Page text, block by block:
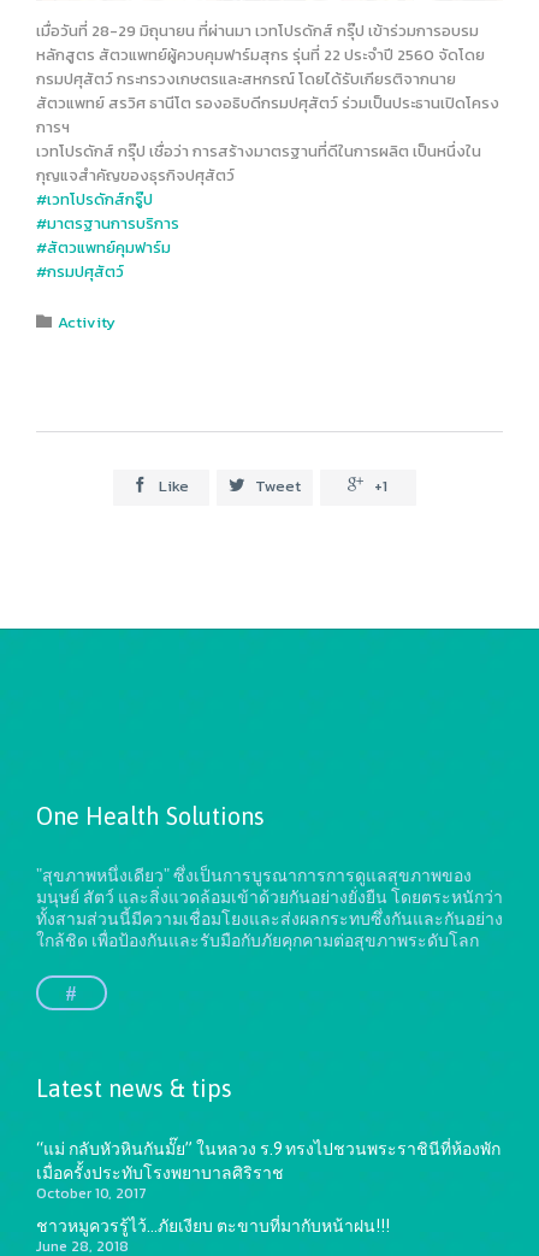
เมื่อวันที่ 28-29 มิถุนายน ที่ผ่านมา เวทโปรดักส์ กรุ๊ป เข้าร่วมการอบรม
หลักสูตร สัตวแพทย์ผู้ควบคุมฟาร์มสุกร รุ่นที่ 22 ประจำปี 2560 จัดโดย
กรมปศุสัตว์ กระทรวงเกษตรและสหกรณ์ โดยได้รับเกียรติจากนาย
สัตวแพทย์ สรวิศ ธานีโต รองอธิบดีกรมปศุสัตว์ ร่วมเป็นประธานเปิดโครง
การฯ
เวทโปรดักส์ กรุ๊ป เชื่อว่า การสร้างมาตรฐานที่ดีในการผลิต เป็นหนึ่งใน
กุญแจสำคัญของธุรกิจปศุสัตว์
#เวทโปรดักส์กรู๊ป
#มาตรฐานการบริการ
#สัตวแพทย์คุมฟาร์ม
#กรมปศุสัตว์
 Category
Activity
 Like  Tweet  +1
One Health Solutions
"สุขภาพหนึ่งเดียว" ซึ่งเป็นการบูรณาการการดูแลสุขภาพของ
มนุษย์ สัตว์ และสิ่งแวดล้อมเข้าด้วยกันอย่างยั่งยืนโดยตระหนักว่า
ทั้งสามส่วนนี้มีความเชื่อมโยงและส่งผลกระทบซึ่งกันและกันอย่าง
ใกล้ชิด เพื่อป้องกันและรับมือกับภัยคุกคามต่อสุขภาพระดับโลก
#
Latest news & tips
“แม่ กลับหัวหินกันมั๊ย” ในหลวง ร.9 ทรงไปชวนพระราชินีที่ห้องพัก
เมื่อครั้งประทับโรงพยาบาลศิริราช
October 10, 2017
ชาวหมูควรรู้ไว้…ภัยเงียบ ตะขาบที่มากับหน้าฝน!!!
June 28, 2018